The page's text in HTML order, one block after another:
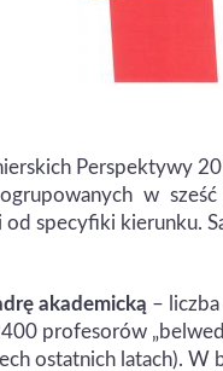
Perspektywy
w
specyfiki kierunku.
akademicką –
profesorów
ostatnich latach). W